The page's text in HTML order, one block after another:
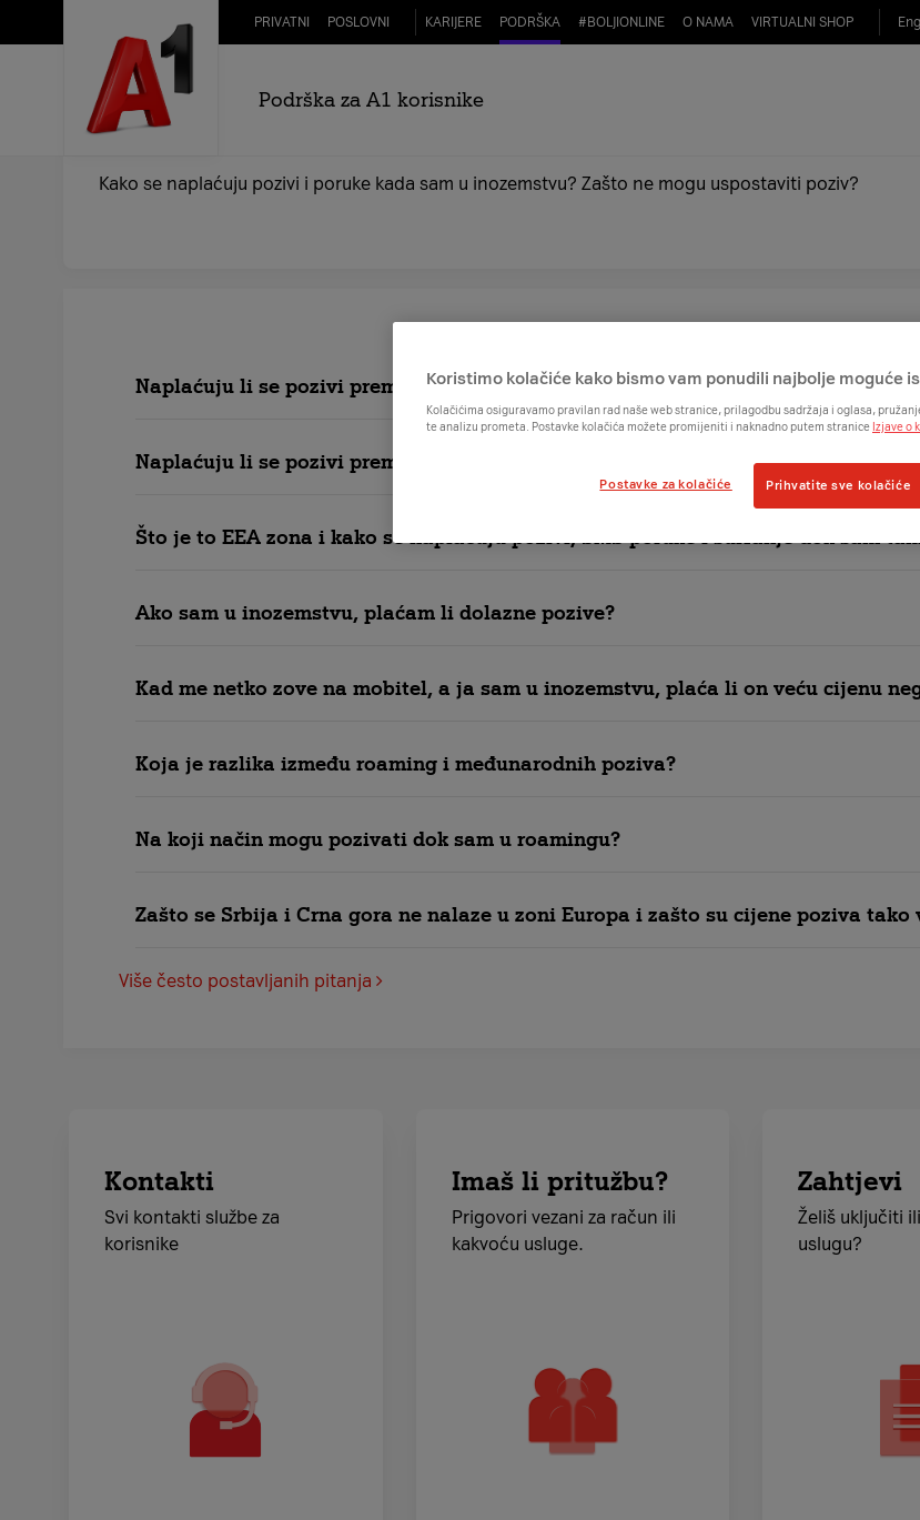
Skip to Main Content PRIVATNI POSLOVNI KARIJERE PODRŠKA # BOLJIONLINE O NAMA VIRTUALNI SHOP
Podrška za A1 korisnike
Pozivi i poruke u inozemstvu
Kako se naplaćuju pozivi i poruke kada sam u inozemstvu? Zašto ne mogu uspostaviti poziv?
Naplaćuju li se pozivi prema A1 službi za korisnike ako zovem iz inozemstva?
Naplaćuju li se pozivi prema službi za hitne slučajeve dok sam u inozemstvu?
Što je to EEA zona i kako se naplaćuju pozivi, SMS poruke i surfanje dok sam
Ako sam u inozemstvu, plaćam li dolazne pozive?
Kad me netko zove na mobitel, a ja sam u inozemstvu, plaća li on veću cijenu
Koja je razlika između roaming i međunarodnih poziva?
Na koji način mogu pozivati dok sam u roamingu?
Zašto se Srbija i Crna gora ne nalaze u zoni Europa i zašto su cijene poziva
Više često postavljanih pitanja
Kontakti
Svi kontakti službe za
korisnike
Imaš li pritužbu?
Prigovori vezani za račun ili
kakvoću usluge.
Zahtjevi
Želiš uključiti
uslugu?
Koristimo kolačiće kako bismo vam ponudili najbolje moguće
Kolačićima osiguravamo pravilan rad naše web stranice, prilagodbu sadržaja i oglasa,
te analizu prometa. Postavke kolačića možete promijeniti i naknadno putem stranice Izjave o
Postavke za kolačiće Prihvatite sve kolačiće